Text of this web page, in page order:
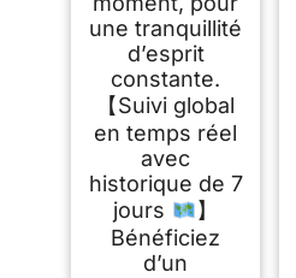
une tranquillité
d’esprit
constante.
【Suivi global
en temps réel
avec
historique de 7
jours
】
Bénéficiez
d’un